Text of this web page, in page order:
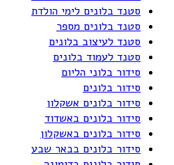
סטנד בלונים לימי הולדת
סטנד בלונים מספר
סטנד לעיצוב בלונים
סטנד לעמוד בלונים
סידור בלוני הליום
סידור בלונים
סידור בלונים אשקלון
סידור בלונים באשדוד
סידור בלונים באשקלון
סידור בלונים בבאר שבע